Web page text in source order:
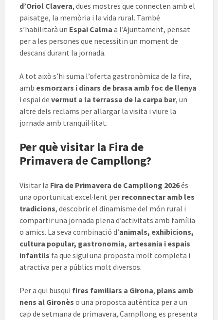
d’Oriol Clavera, dues mostres que connecten amb el
paisatge, la memòria i la vida rural. També
s’habilitarà un Espai Calma a l’Ajuntament, pensat
per a les persones que necessitin un moment de
descans durant la jornada.
A tot això s’hi suma l’oferta gastronòmica de la fira,
amb esmorzars i dinars de brasa amb foc de llenya
i espai de vermut a la terrassa de la carpa bar, un
altre dels reclams per allargar la visita i viure la
jornada amb tranquil·litat.
Per què visitar la Fira de
Primavera de Campllong?
Visitar la Fira de Primavera de Campllong 2026és
una oportunitat excel·lent per reconnectar amb les
tradicions, descobrir el dinamisme del món rural i
compartir una jornada plena d’activitats amb família
o amics. La seva combinació d’animals, exhibicions,
cultura popular, gastronomia, artesania i espais
infantils fa que sigui una proposta molt completa i
atractiva per a públics molt diversos.
Per a qui busqui fires familiars a Girona, plans amb
nens al Gironès o una proposta autèntica per a un
cap de setmana de primavera, Campllong es presenta